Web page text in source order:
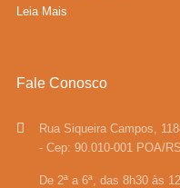
Leia Mais
Fale Conosco
Rua Siqueira Campos,
- Cep: 90.010-001 POA/RS
De 2ª a 6ª, das 8h30 às